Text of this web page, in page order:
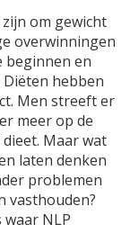
om gewicht
overwinningen
beginnen en
hebben
Men streeft er
meer op de
Maar wat
laten denken
problemen
vasthouden?
NLP